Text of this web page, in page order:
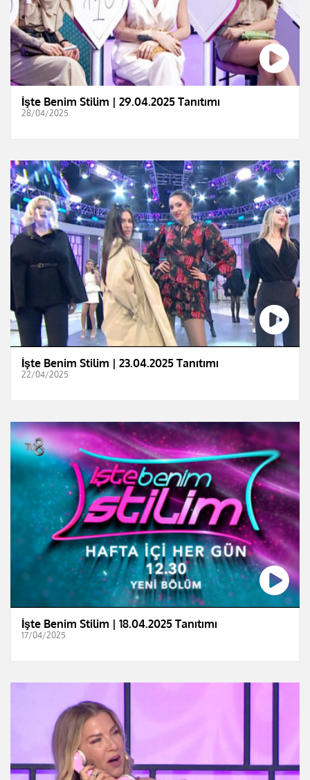
İşte Benim Stilim | 29.04.2025 Tanıtımı
28/04/2025
İşte Benim Stilim | 23.04.2025 Tanıtımı
22/04/2025
İşte Benim Stilim | 18.04.2025 Tanıtımı
17/04/2025